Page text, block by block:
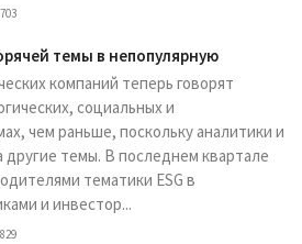
703
темы в непопулярную
компаний теперь говорят
социальных и
чем раньше, поскольку аналитики и
другие темы. В последнем квартале
тематики ESG в
и инвестор...
829